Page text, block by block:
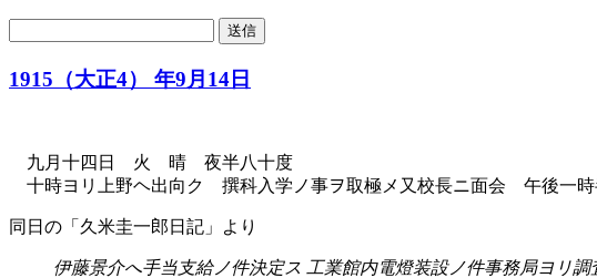
1915（大正4） 年9月14日
九月十四日 火 晴 夜半八十度
十時ヨリ上野ヘ出向ク 撰科入学ノ事ヲ取極メ又校長ニ面会 午後一
同日の「久米圭一郎日記」より
伊藤景介へ手当支給ノ件決定ス 工業館内電燈装設ノ件事務局ヨリ調